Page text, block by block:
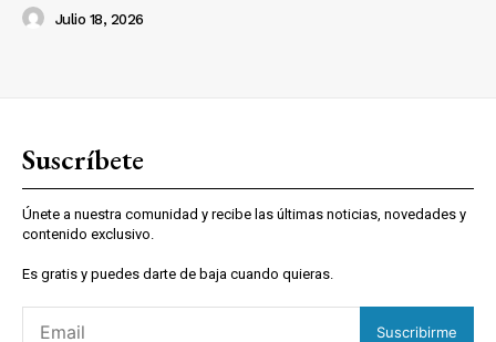
Julio 18, 2026
Suscríbete
Únete a nuestra comunidad y recibe las últimas noticias, novedades y
contenido exclusivo.
Es gratis y puedes darte de baja cuando quieras.
Suscribirme